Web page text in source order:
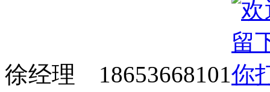
徐经理 18653668101